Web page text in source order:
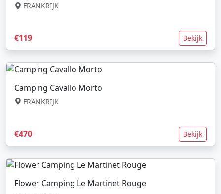
FRANKRIJK
€119 Bekijk
Camping Cavallo Morto
FRANKRIJK
€470 Bekijk
Flower Camping Le Martinet Rouge